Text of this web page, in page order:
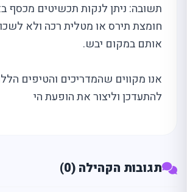
תשובה: ניתן לנקות תכשיטים מכסף
חומצת תירס או מטלית רכה ולא
אותם במקום יבש.
אנו מקווים שהמדריכים והטיפים
להתעדכן וליצור את הופעת הי
תגובות הקהילה (0)